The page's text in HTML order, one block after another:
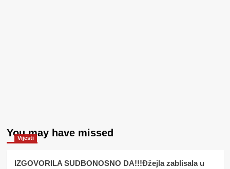
You may have missed
Vijesti
IZGOVORILA SUDBONOSNO DA!!!Đžejla zablisala u